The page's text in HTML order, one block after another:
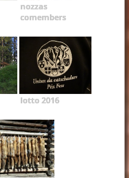
nozzas
comembers
lotto 2016